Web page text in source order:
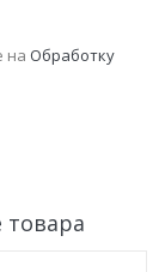
на Обработку